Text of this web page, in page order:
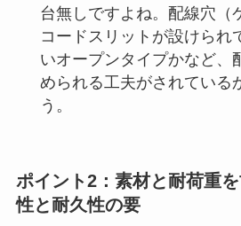
台無しですよね。配線穴（
コードスリットが設けられ
いオープンタイプかなど、
められる工夫がされている
う。
ポイント2：素材と耐荷重
性と耐久性の要